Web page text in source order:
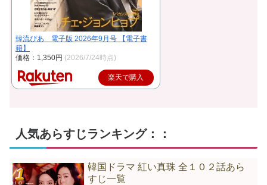
韓流ぴあ 電子版 2026年9月号 【電子書
籍】
価格：1,350円 (2026/7/24時点)
楽天で購入
人気あらすじランキング：：
韓国ドラマ 紅い真珠 全１０２話あら
すじ一覧